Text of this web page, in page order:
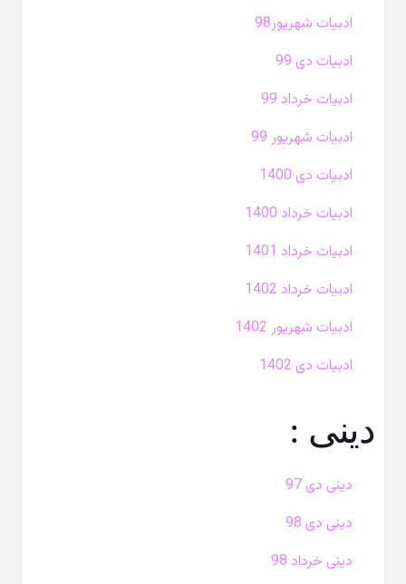
ادبیات شهریور98
ادبیات دی 99
ادبیات خرداد 99
ادبیات شهریور 99
ادبیات دی 1400
ادبیات خرداد 1400
ادبیات خرداد 1401
ادبیات خرداد 1402
ادبیات شهریور 1402
ادبیات دی 1402
دینی :
دینی دی 97
دینی دی 98
دینی خرداد 98